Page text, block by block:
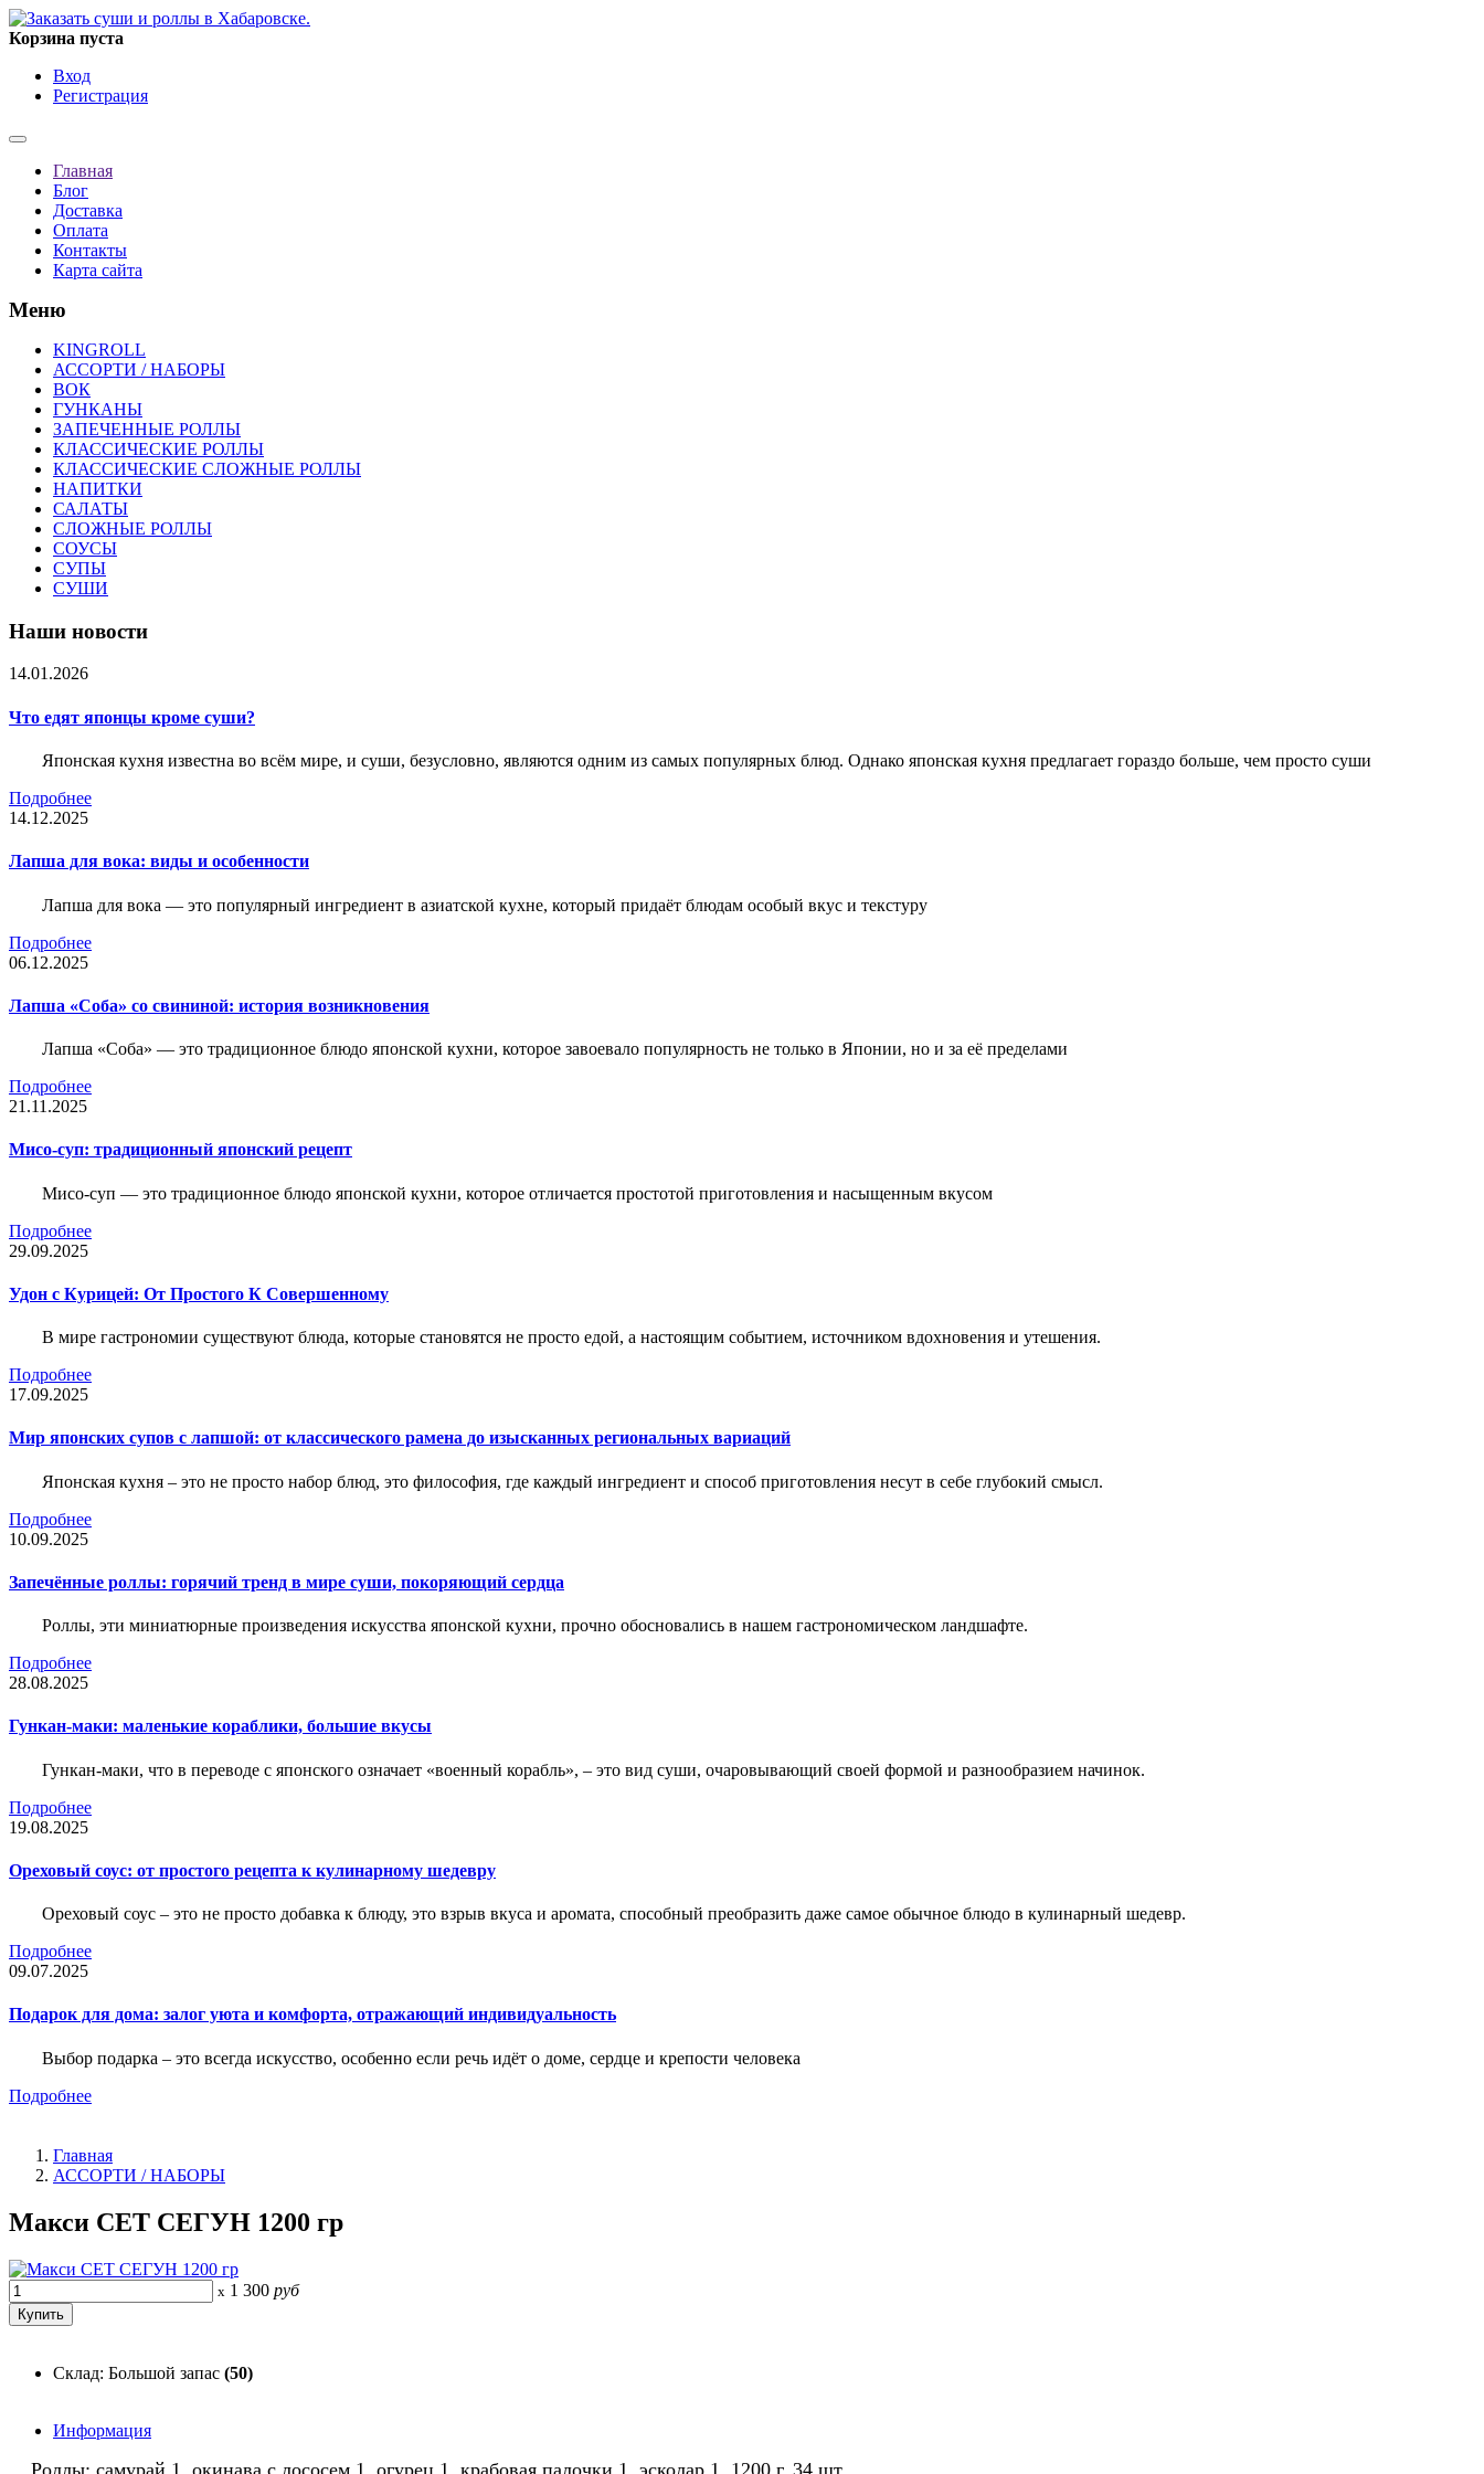
Корзина пуста
Вход
Регистрация
Главная
Блог
Доставка
Оплата
Контакты
Карта сайта
Меню
KINGROLL
АССОРТИ / НАБОРЫ
ВОК
ГУНКАНЫ
ЗАПЕЧЕННЫЕ РОЛЛЫ
КЛАССИЧЕСКИЕ РОЛЛЫ
КЛАССИЧЕСКИЕ СЛОЖНЫЕ РОЛЛЫ
НАПИТКИ
САЛАТЫ
СЛОЖНЫЕ РОЛЛЫ
СОУСЫ
СУПЫ
СУШИ
Наши новости
14.01.2026
Что едят японцы кроме суши?
Японская кухня известна во всём мире, и суши, безусловно, являются одним из самых популярных блюд. Однако японская кухня предлагает гораздо больше, чем просто суши
Подробнее
14.12.2025
Лапша для вока: виды и особенности
Лапша для вока — это популярный ингредиент в азиатской кухне, который придаёт блюдам особый вкус и текстуру
Подробнее
06.12.2025
Лапша «Соба» со свининой: история возникновения
Лапша «Соба» — это традиционное блюдо японской кухни, которое завоевало популярность не только в Японии, но и за её пределами
Подробнее
21.11.2025
Мисо-суп: традиционный японский рецепт
Мисо-суп — это традиционное блюдо японской кухни, которое отличается простотой приготовления и насыщенным вкусом
Подробнее
29.09.2025
Удон с Курицей: От Простого К Совершенному
В мире гастрономии существуют блюда, которые становятся не просто едой, а настоящим событием, источником вдохновения и утешения.
Подробнее
17.09.2025
Мир японских супов с лапшой: от классического рамена до изысканных региональных вариаций
Японская кухня – это не просто набор блюд, это философия, где каждый ингредиент и способ приготовления несут в себе глубокий смысл.
Подробнее
10.09.2025
Запечённые роллы: горячий тренд в мире суши, покоряющий сердца
Роллы, эти миниатюрные произведения искусства японской кухни, прочно обосновались в нашем гастрономическом ландшафте.
Подробнее
28.08.2025
Гункан-маки: маленькие кораблики, большие вкусы
Гункан-маки, что в переводе с японского означает «военный корабль», – это вид суши, очаровывающий своей формой и разнообразием начинок.
Подробнее
19.08.2025
Ореховый соус: от простого рецепта к кулинарному шедевру
Ореховый соус – это не просто добавка к блюду, это взрыв вкуса и аромата, способный преобразить даже самое обычное блюдо в кулинарный шедевр.
Подробнее
09.07.2025
Подарок для дома: залог уюта и комфорта, отражающий индивидуальность
Выбор подарка – это всегда искусство, особенно если речь идёт о доме, сердце и крепости человека
Подробнее
Главная
АССОРТИ / НАБОРЫ
Макси СЕТ СЕГУН 1200 гр
x 1 300 руб
Склад: Большой запас (50)
Информация
Роллы: самурай 1, окинава с лососем 1, огурец 1, крабовая палочки 1, эсколар 1. 1200 г. 34 шт.